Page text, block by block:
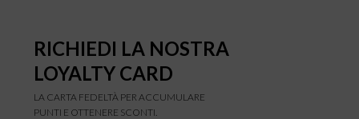
RICHIEDI LA NOSTRA
LOYALTY CARD
LA CARTA FEDELTÀ PER ACCUMULARE
PUNTI E OTTENERE SCONTI.